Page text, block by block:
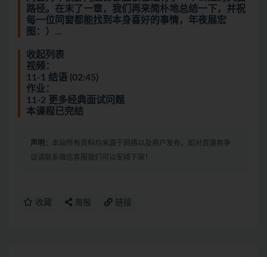
路径。在末了一章，我们再来简朴地总结一下，并祝
每一位同窗都能找到本身喜好的事情，年夜展宏
图：）…
收起列表
视频：
11-1 结语 (02:45)
作业：
11-2 更多经典面试问题
本课程已完结
声明： 本站所有资料均来源于网络以及用户发布，如对资源有争
议请联系微信客服我们可以安排下架！
收藏 海报 链接